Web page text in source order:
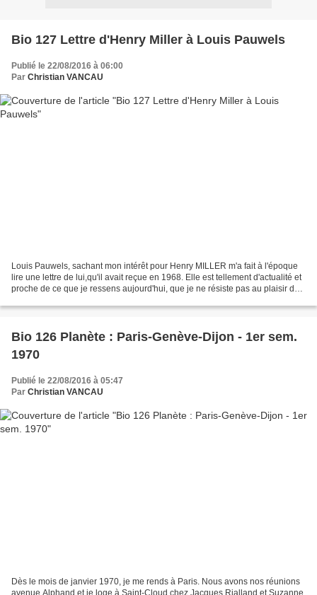
Bio 127 Lettre d'Henry Miller à Louis Pauwels
Publié le 22/08/2016 à 06:00
Par Christian VANCAU
Louis Pauwels, sachant mon intérêt pour Henry MILLER m'a fait à l'époque
lire une lettre de lui,qu'il avait reçue en 1968. Elle est tellement d'actualité et
proche de ce que je ressens aujourd'hui, que je ne résiste pas au plaisir de
Bio 126 Planète : Paris-Genève-Dijon - 1er sem.
1970
Publié le 22/08/2016 à 05:47
Par Christian VANCAU
Dès le mois de janvier 1970, je me rends à Paris. Nous avons nos réunions
avenue Alphand et je loge à Saint-Cloud chez Jacques Rialland et Suzanne